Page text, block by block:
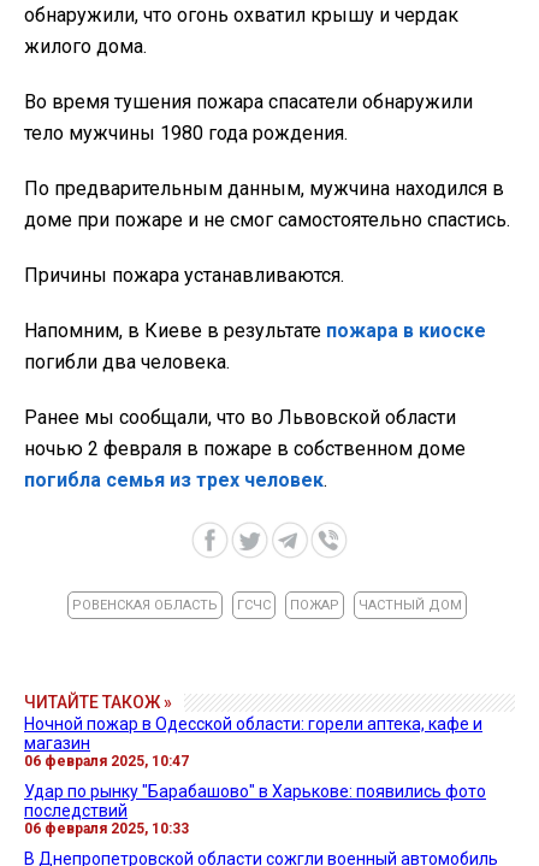
обнаружили, что огонь охватил крышу и чердак
жилого дома.
Во время тушения пожара спасатели обнаружили
тело мужчины 1980 года рождения.
По предварительным данным, мужчина находился в
доме при пожаре и не смог самостоятельно спастись.
Причины пожара устанавливаются.
Напомним, в Киеве в результате пожара в киоске
погибли два человека.
Ранее мы сообщали, что во Львовской области
ночью 2 февраля в пожаре в собственном доме
погибла семья из трех человек.
РОВЕНСКАЯ ОБЛАСТЬ ГСЧС ПОЖАР ЧАСТНЫЙ ДОМ
ЧИТАЙТЕ ТАКОЖ »
Ночной пожар в Одесской области: горели аптека, кафе и
магазин
06 февраля 2025, 10:47
Удар по рынку "Барабашово" в Харькове: появились фото
последствий
06 февраля 2025, 10:33
В Днепропетровской области сожгли военный автомобиль